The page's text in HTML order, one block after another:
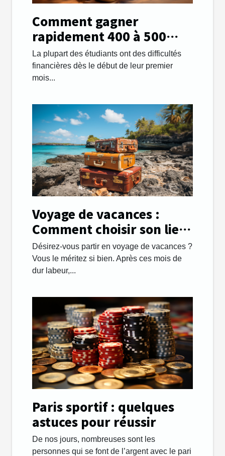
Comment gagner
rapidement 400 à 500
euros par mois afin de
payer ses études ?
La plupart des étudiants ont des difficultés
financières dès le début de leur premier
mois...
Voyage de vacances :
Comment choisir son lieu
de destination avec
succès ?
Désirez-vous partir en voyage de vacances ?
Vous le méritez si bien. Après ces mois de
dur labeur,...
Paris sportif : quelques
astuces pour réussir
De nos jours, nombreuses sont les
personnes qui se font de l’argent avec le pari